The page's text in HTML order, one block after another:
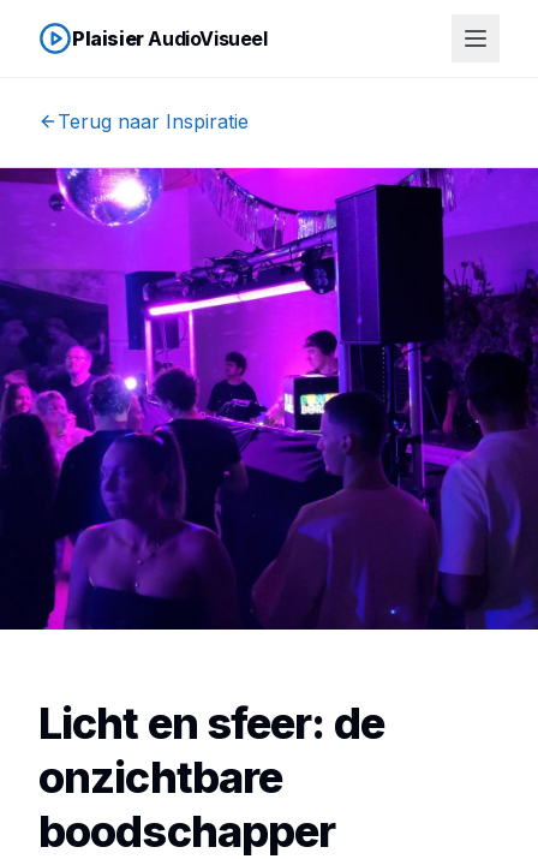
PlaisierAudioVisueel
Terug naar Inspiratie
Licht en sfeer: de
onzichtbare
boodschapper